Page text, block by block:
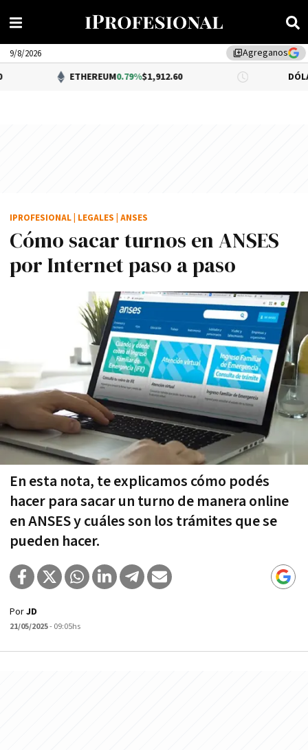
library_addAgreganos
9/8/2026
ETHEREUM0.79%$1,912.60 DÓLAR BNA
Cómo sacar turnos en ANSES
por Internet paso a paso
En esta nota, te explicamos cómo podés
hacer para sacar un turno de manera online
en ANSES y cuáles son los trámites que se
pueden hacer.
IPROFESIONAL LEGALES ANSES
PorJD
21/05/2025- 09:05hs